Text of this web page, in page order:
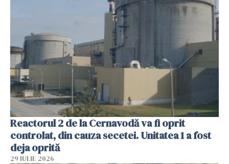
Reactorul 2 de la Cernavodă va fi oprit
controlat, din cauza secetei. Unitatea 1 a fost
deja oprită
29 IULIE 2026